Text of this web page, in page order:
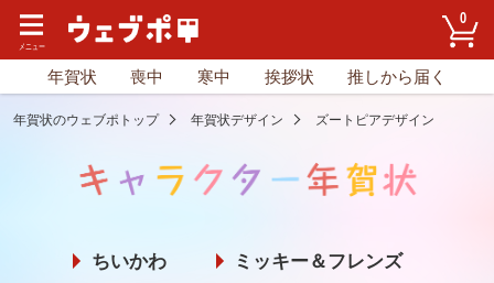
0
年賀状 喪中 寒中 挨拶状 推しから届く
年賀状のウェブポトップ 年賀状デザイン ズートピアデザイン
ちいかわ
ミッキー＆フレンズ